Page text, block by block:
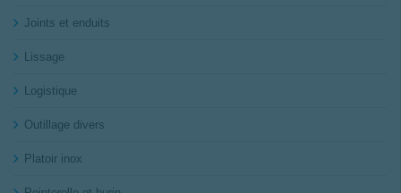
Joints et enduits
Lissage
Logistique
Outillage divers
Platoir inox